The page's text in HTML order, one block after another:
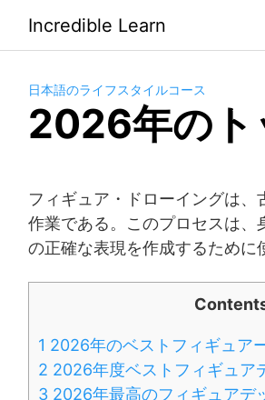
Incredible Learn
日本語のライフスタイルコース
2026年のト
フィギュア・ドローイングは、
作業である。このプロセスは
の正確な表現を作成するために
1 2026年のベストフィギュア
2 2026年度ベストフィギュア
3 2026年最高のフィギュアデ